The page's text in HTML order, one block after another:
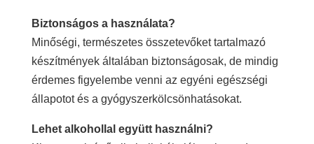
Biztonságos a használata?
Minőségi, természetes összetevőket tartalmazó
készítmények általában biztonságosak, de mindig
érdemes figyelembe venni az egyéni egészségi
állapotot és a gyógyszerkölcsönhatásokat.
Lehet alkohollal együtt használni?